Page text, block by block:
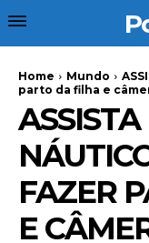
Home Mundo
parto da filha e
FAZER
E